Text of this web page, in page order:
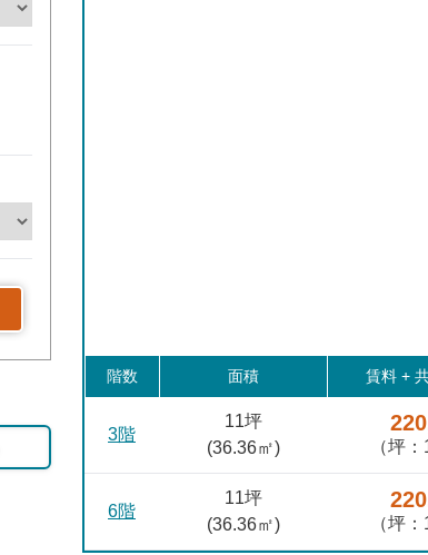
階数 面積 賃料 +
3階
11坪
(36.36㎡) （坪
6階
11坪
(36.36㎡) （坪